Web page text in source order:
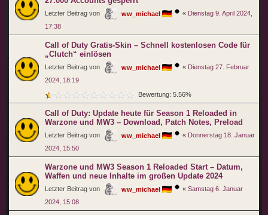
Letzter Beitrag von ww_michael « Dienstag 9. April 2024,
17:38
Call of Duty Gratis-Skin – Schnell kostenlosen Code für
„Clutch“ einlösen
Letzter Beitrag von ww_michael « Dienstag 27. Februar
2024, 18:19
Bewertung: 5.56%
Call of Duty: Update heute für Season 1 Reloaded in
Warzone und MW3 – Download, Patch Notes, Preload
Letzter Beitrag von ww_michael « Donnerstag 18. Januar
2024, 15:50
Warzone und MW3 Season 1 Reloaded Start – Datum,
Waffen und neue Inhalte im großen Update 2024
Letzter Beitrag von ww_michael « Samstag 6. Januar
2024, 15:08